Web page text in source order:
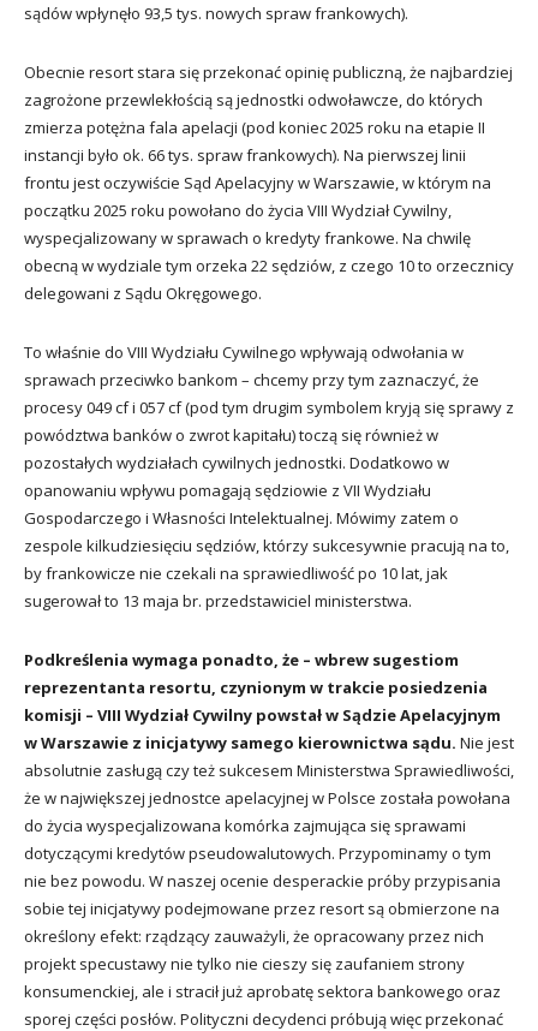
sądów wpłynęło 93,5 tys. nowych spraw frankowych).
Obecnie resort stara się przekonać opinię publiczną, że najbardziej
zagrożone przewlekłością są jednostki odwoławcze, do których
zmierza potężna fala apelacji (pod koniec 2025 roku na etapie II
instancji było ok. 66 tys. spraw frankowych). Na pierwszej linii
frontu jest oczywiście Sąd Apelacyjny w Warszawie, w którym na
początku 2025 roku powołano do życia VIII Wydział Cywilny,
wyspecjalizowany w sprawach o kredyty frankowe. Na chwilę
obecną w wydziale tym orzeka 22 sędziów, z czego 10 to orzecznicy
delegowani z Sądu Okręgowego.
To właśnie do VIII Wydziału Cywilnego wpływają odwołania w
sprawach przeciwko bankom – chcemy przy tym zaznaczyć, że
procesy 049 cf i 057 cf (pod tym drugim symbolem kryją się sprawy z
powództwa banków o zwrot kapitału) toczą się również w
pozostałych wydziałach cywilnych jednostki. Dodatkowo w
opanowaniu wpływu pomagają sędziowie z VII Wydziału
Gospodarczego i Własności Intelektualnej. Mówimy zatem o
zespole kilkudziesięciu sędziów, którzy sukcesywnie pracują na to,
by frankowicze nie czekali na sprawiedliwość po 10 lat, jak
sugerował to 13 maja br. przedstawiciel ministerstwa.
Podkreślenia wymaga ponadto, że – wbrew sugestiom
reprezentanta resortu, czynionym w trakcie posiedzenia
komisji – VIII Wydział Cywilny powstał w Sądzie Apelacyjnym
w Warszawie z inicjatywy samego kierownictwa sądu. Nie jest
absolutnie zasługą czy też sukcesem Ministerstwa Sprawiedliwości,
że w największej jednostce apelacyjnej w Polsce została powołana
do życia wyspecjalizowana komórka zajmująca się sprawami
dotyczącymi kredytów pseudowalutowych. Przypominamy o tym
nie bez powodu. W naszej ocenie desperackie próby przypisania
sobie tej inicjatywy podejmowane przez resort są obmierzone na
określony efekt: rządzący zauważyli, że opracowany przez nich
projekt specustawy nie tylko nie cieszy się zaufaniem strony
konsumenckiej, ale i stracił już aprobatę sektora bankowego oraz
sporej części posłów. Polityczni decydenci próbują więc przekonać